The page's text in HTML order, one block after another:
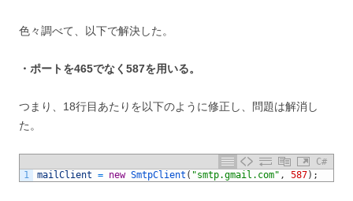
色々調べて、以下で解決した。
・ポートを465でなく587を用いる。
つまり、18行目あたりを以下のように修正し、問題は解消し
た。
C#
1
mailClient = new SmtpClient ( "smtp.gmail.com" , 587) ;